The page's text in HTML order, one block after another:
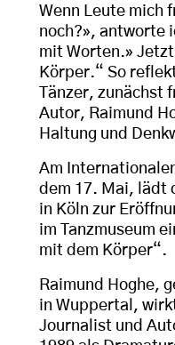
Wenn Leute mich
noch?», antworte
mit Worten.»
Körper.“ So
Tänzer, zunächst
Autor, Raimund
Haltung und
Am
dem 17. Mai, lädt
in Köln zur
im Tanzmuseum
mit dem Körper“.
Raimund Hoghe,
in Wuppertal,
Journalist und